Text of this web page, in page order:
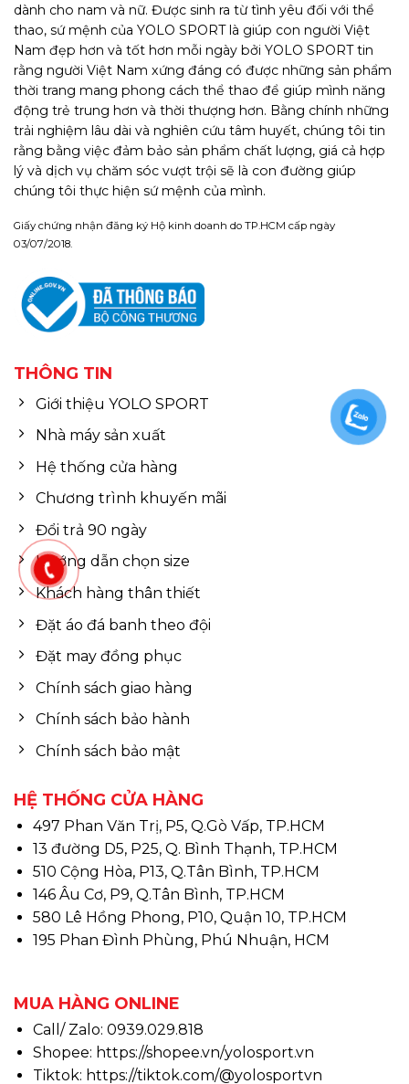
dành cho nam và nữ. Được sinh ra từ tình yêu đối với thể
thao, sứ mệnh của YOLO SPORT là giúp con người Việt
Nam đẹp hơn và tốt hơn mỗi ngày bởi YOLO SPORT tin
rằng người Việt Nam xứng đáng có được những sản phẩm
thời trang mang phong cách thể thao để giúp mình năng
động trẻ trung hơn và thời thượng hơn. Bằng chính những
trải nghiệm lâu dài và nghiên cứu tâm huyết, chúng tôi tin
rằng bằng việc đảm bảo sản phẩm chất lượng, giá cả hợp
lý và dịch vụ chăm sóc vượt trội sẽ là con đường giúp
chúng tôi thực hiện sứ mệnh của mình.
Giấy chứng nhận đăng ký Hộ kinh doanh do TP.HCM cấp ngày
03/07/2018.
THÔNG TIN
Giới thiệu YOLO SPORT
Nhà máy sản xuất
Hệ thống cửa hàng
Chương trình khuyến mãi
Đổi trả 90 ngày
Hướng dẫn chọn size
Khách hàng thân thiết
Đặt áo đá banh theo đội
Đặt may đồng phục
Chính sách giao hàng
Chính sách bảo hành
Chính sách bảo mật
HỆ THỐNG CỬA HÀNG
497 Phan Văn Trị, P5, Q.Gò Vấp, TP.HCM
13 đường D5, P25, Q. Bình Thạnh, TP.HCM
510 Cộng Hòa, P13, Q.Tân Bình, TP.HCM
146 Âu Cơ, P9, Q.Tân Bình, TP.HCM
580 Lê Hồng Phong, P10, Quận 10, TP.HCM
195 Phan Đình Phùng, Phú Nhuận, HCM
MUA HÀNG ONLINE
Call/ Zalo: 0939.029.818
Shopee: https://shopee.vn/yolosport.vn
Tiktok: https://tiktok.com/@yolosportvn